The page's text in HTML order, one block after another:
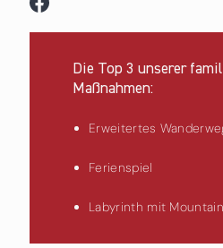
Die Top 3 unserer
Maßnahmen:
Erweitertes
Ferienspiel
Labyrinth mit